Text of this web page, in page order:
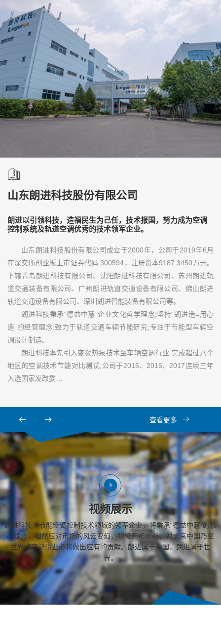
山东朗进科技股份有限公司
朗进以引领科技，造福民生为己任，技术报国，努力成为空调
控制系统及轨道空调优秀的技术领军企业。
山东朗进科技股份有限公司成立于2000年，公司于2019年6月
在深交所创业板上市证券代码:300594，注册资本9187.3450万元。
下辖青岛朗进科技有限公司、沈阳朗进科技有限公司、苏州朗进轨
道交通装备有限公司、广州朗进轨道交通设备有限公司、佛山朗进
轨道交通设备有限公司、深圳朗进智能装备有限公司等。
朗进科技秉承“德益中慧”企业文化哲学理念;坚持“朗进造=用心
造”的经营理念;致力于轨道交通车辆节能研究;专注于节能型车辆空
调设计制造。
朗进科技率先引入变频热泵技术至车辆空调行业:完成超过八个
地区的空调技术节能对比测试;公司于2015、2016、2017连续三年
入选国家发改委…
查看更多
视频展示
朗进科技，节能空调控制技术领域的领军企业，将秉承“德益中慧”的核
心理念，坦然应对市场的风云变幻，积极开拓创新，对未来中国乃至
世界的节能事业必将做出应有的贡献。朗进属于中国，朗进属于世
界。